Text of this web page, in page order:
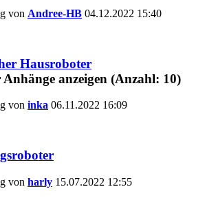
von Andree-HB 04.12.2022 15:40
Hausroboter
von inka 06.11.2022 16:09
von harly 15.07.2022 12:55